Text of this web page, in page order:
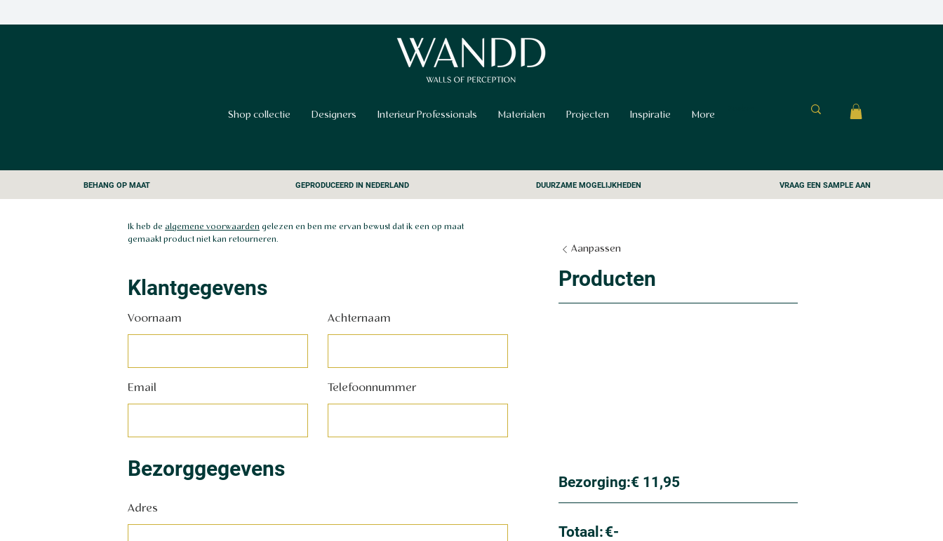
Shop collectie Designers Interieur Professionals Materialen Projecten Inspiratie More
BEHANG OP MAAT GEPRODUCEERD IN NEDERLAND DUURZAME MOGELIJKHEDEN VRAAG EEN SAMPLE AAN
Ik heb de algemene voorwaarden gelezen en ben me ervan bewust dat ik een op maat
gemaakt product niet kan retourneren.
Klantgegevens
Voornaam
Email
Achternaam
Telefoonnummer
Bezorggegevens
Adres
Aanpassen
Producten
Bezorging:€ 11,95
Totaal:€-